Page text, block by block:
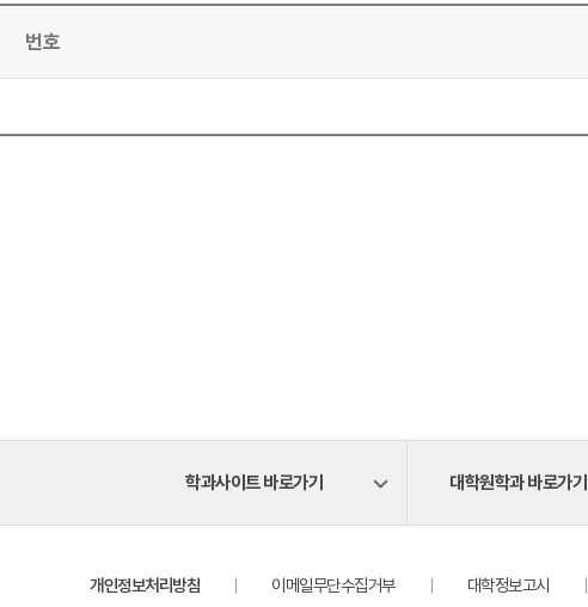
번호
학과사이트 바로가기 대학원학과 바로가기
개인정보처리방침 이메일무단수집거부 대학정보고시